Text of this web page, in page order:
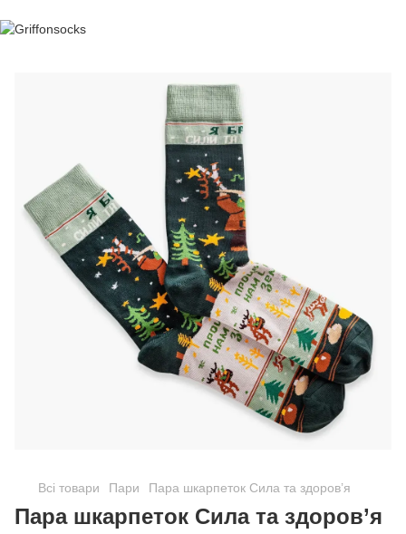
Всі товари Пари Пара шкарпеток Сила та здоров’я
Пара шкарпеток Сила та здоров’я